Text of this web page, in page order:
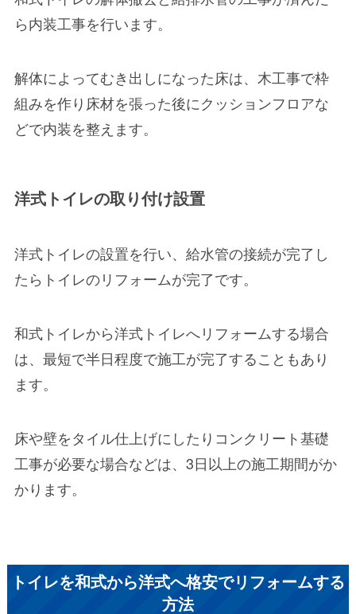
ら内装工事を行います。
解体によってむき出しになった床は、木工事で枠
組みを作り床材を張った後にクッションフロアな
どで内装を整えます。
洋式トイレの取り付け設置
洋式トイレの設置を行い、給水管の接続が完了し
たらトイレのリフォームが完了です。
和式トイレから洋式トイレへリフォームする場合
は、最短で半日程度で施工が完了することもあり
ます。
床や壁をタイル仕上げにしたりコンクリート基礎
工事が必要な場合などは、3日以上の施工期間がか
かります。
トイレを和式から洋式へ格安でリフォームする
方法